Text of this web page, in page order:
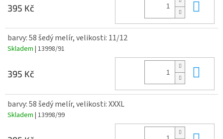
395 Kč
barvy: 58 šedý melír, velikosti: 11/12
Skladem | 13998/91
395 Kč
barvy: 58 šedý melír, velikosti: XXXL
Skladem | 13998/99